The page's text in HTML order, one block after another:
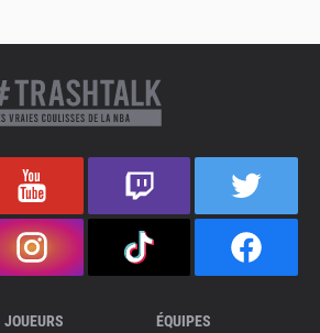
JOUEURS ÉQUIPES